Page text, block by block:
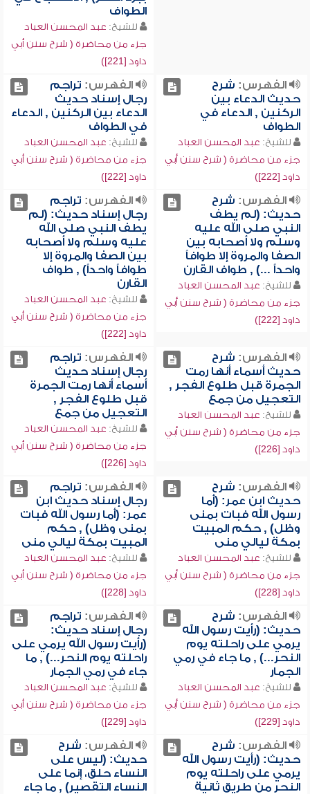
الطواف
للشيخ: عبد المحسن العباد
جزء من محاضرة ( شرح سنن أبي
داود [221])
الفهرس: شرح
حديث الدعاء بين
الركنين , الدعاء في
الطواف
للشيخ: عبد المحسن العباد
جزء من محاضرة ( شرح سنن أبي
داود [222])
الفهرس: تراجم
رجال إسناد حديث
الدعاء بين الركنين , الدعاء
في الطواف
للشيخ: عبد المحسن العباد
جزء من محاضرة ( شرح سنن أبي
داود [222])
الفهرس: شرح
حديث: (لم يطف
النبي صلى الله عليه
وسلم ولا أصحابه بين
الصفا والمروة إلا طوافاً
واحداً ...) , طواف القارن
للشيخ: عبد المحسن العباد
جزء من محاضرة ( شرح سنن أبي
داود [222])
الفهرس: تراجم
رجال إسناد حديث: (لم
يطف النبي صلى الله
عليه وسلم ولا أصحابه
بين الصفا والمروة إلا
طوافاً واحداً) , طواف
القارن
للشيخ: عبد المحسن العباد
جزء من محاضرة ( شرح سنن أبي
داود [222])
الفهرس: شرح
حديث أسماء أنها رمت
الجمرة قبل طلوع الفجر ,
التعجيل من جمع
للشيخ: عبد المحسن العباد
جزء من محاضرة ( شرح سنن أبي
داود [226])
الفهرس: تراجم
رجال إسناد حديث
أسماء أنها رمت الجمرة
قبل طلوع الفجر ,
التعجيل من جمع
للشيخ: عبد المحسن العباد
جزء من محاضرة ( شرح سنن أبي
داود [226])
الفهرس: شرح
حديث ابن عمر: (أما
رسول الله فبات بمنى
وظل) , حكم المبيت
بمكة ليالي منى
للشيخ: عبد المحسن العباد
جزء من محاضرة ( شرح سنن أبي
داود [228])
الفهرس: تراجم
رجال إسناد حديث ابن
عمر: (أما رسول الله فبات
بمنى وظل) , حكم
المبيت بمكة ليالي منى
للشيخ: عبد المحسن العباد
جزء من محاضرة ( شرح سنن أبي
داود [228])
الفهرس: شرح
حديث: (رأيت رسول الله
يرمي على راحلته يوم
النحر...) , ما جاء في رمي
الجمار
للشيخ: عبد المحسن العباد
جزء من محاضرة ( شرح سنن أبي
داود [229])
الفهرس: تراجم
رجال إسناد حديث:
(رأيت رسول الله يرمي على
راحلته يوم النحر...) , ما
جاء في رمي الجمار
للشيخ: عبد المحسن العباد
جزء من محاضرة ( شرح سنن أبي
داود [229])
الفهرس: شرح
حديث: (رأيت رسول الله
يرمي على راحلته يوم
النحر من طريق ثانية
الفهرس: شرح
حديث: (ليس على
النساء حلق، إنما على
النساء التقصير) , ما جاء